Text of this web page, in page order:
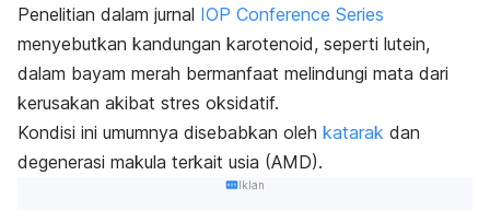
Penelitian dalam jurnal IOP Conference Series
menyebutkan kandungan karotenoid, seperti lutein,
dalam bayam merah bermanfaat melindungi mata dari
kerusakan akibat stres oksidatif.
Kondisi ini umumnya disebabkan oleh katarak dan
degenerasi makula terkait usia (AMD).
Iklan